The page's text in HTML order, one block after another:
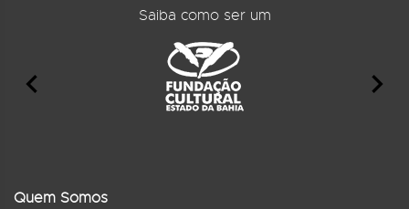
Saiba como ser um
Quem Somos